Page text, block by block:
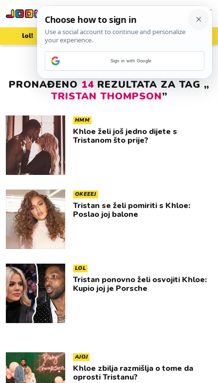
lol! aww vrh! woot?!
PRONAĐENO 14 REZULTATA ZA TAG „
TRISTAN THOMPSON”
HMM
Khloe želi još jedno dijete s
Tristanom što prije?
OKEEEJ
Tristan se želi pomiriti s Khloe:
Poslao joj balone
LOL
Tristan ponovno želi osvojiti Khloe:
Kupio joj je Porsche
AJOJ
Khloe zbilja razmišlja o tome da
oprosti Tristanu?
Sign in with Google